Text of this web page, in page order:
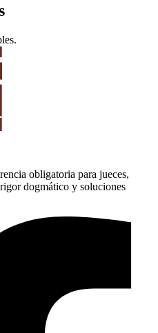
obligatoria para jueces,
dogmático y soluciones